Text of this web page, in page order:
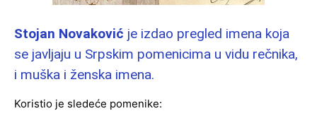
Stojan Novaković je izdao pregled imena koja
se javljaju u Srpskim pomenicima u vidu rečnika,
i muška i ženska imena.
Koristio je sledeće pomenike: